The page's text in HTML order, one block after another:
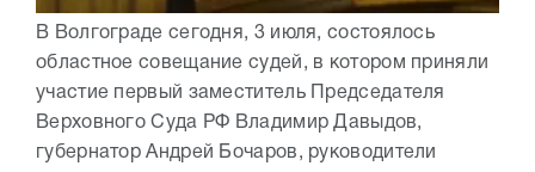
В Волгограде сегодня, 3 июля, состоялось
областное совещание судей, в котором приняли
участие первый заместитель Председателя
Верховного Суда РФ Владимир Давыдов,
губернатор Андрей Бочаров, руководители